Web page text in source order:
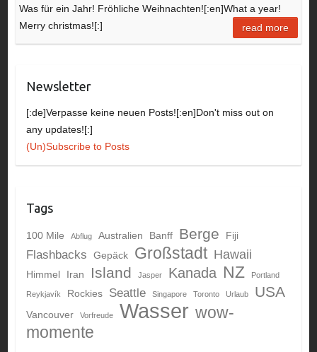
Was für ein Jahr! Fröhliche Weihnachten![:en]What a year!
Merry christmas![:]
read more
Newsletter
[:de]Verpasse keine neuen Posts![:en]Don't miss out on
any updates![:]
(Un)Subscribe to Posts
Tags
100 Mile Abflug Australien Banff Berge Fiji
Flashbacks Gepäck Großstadt Hawaii
Himmel Iran Island Jasper Kanada NZ Portland
Reykjavík Rockies Seattle Singapore Toronto Urlaub USA
Vancouver Vorfreude Wasser wow-
momente